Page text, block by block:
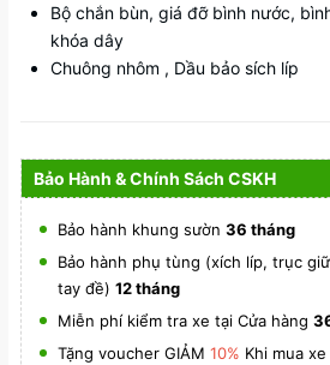
Bộ chắn bùn, giá đỡ bình nước,
khóa dây
Chuông nhôm , Dầu bảo sích líp
Bảo Hành & Chính Sách CSKH
Bảo hành khung sườn 36 tháng
Bảo hành phụ tùng (xích líp, trục
tay đề) 12 tháng
Miễn phí kiểm tra xe tại Cửa hàng
Tặng voucher GIẢM 10% Khi mua